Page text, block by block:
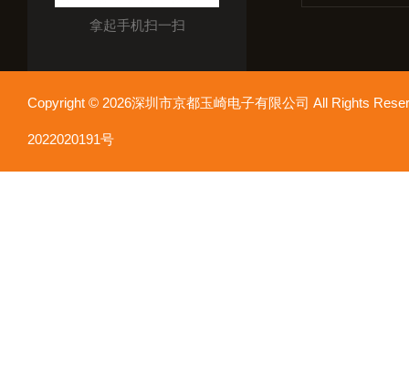
拿起手机扫一扫
Copyright © 2026深圳市京都玉崎电子有限公司 All Rights
2022020191号